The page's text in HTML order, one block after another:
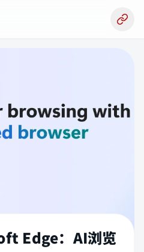
Edge：AI浏览